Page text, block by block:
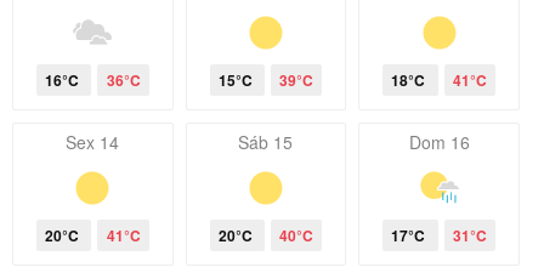
16°C 36°C 15°C 39°C 18°C 41°C
Sex 14
20°C 41°C
Sáb 15
20°C 40°C
Dom 16
17°C 31°C